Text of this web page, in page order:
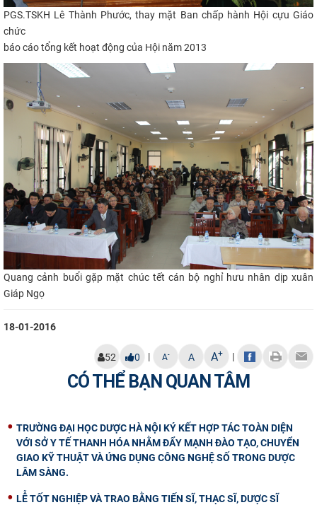
PGS.TSKH Lê Thành Phước, thay mặt Ban chấp hành Hội cựu Giáo
chức
báo cáo tổng kết hoạt động của Hội năm 2013
Quang cảnh buổi gặp mặt chúc tết cán bộ nghỉ hưu nhân dịp xuân
Giáp Ngọ
18-01-2016
52 0 | A- A A+ |
CÓ THỂ BẠN QUAN TÂM
TRƯỜNG ĐẠI HỌC DƯỢC HÀ NỘI KÝ KẾT HỢP TÁC TOÀN DIỆN
VỚI SỞ Y TẾ THANH HÓA NHẰM ĐẨY MẠNH ĐÀO TẠO, CHUYỂN
GIAO KỸ THUẬT VÀ ỨNG DỤNG CÔNG NGHỆ SỐ TRONG DƯỢC
LÂM SÀNG.
LỄ TỐT NGHIỆP VÀ TRAO BẰNG TIẾN SĨ, THẠC SĨ, DƯỢC SĨ